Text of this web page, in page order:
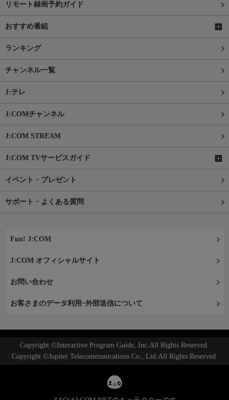
リモート録画予約ガイド
おすすめ番組
ランキング
チャンネル一覧
J:テレ
J:COMチャンネル
J:COM STREAM
J:COM TVサービスガイド
イベント・プレゼント
サポート・よくある質問
Fun! J:COM
J:COM オフィシャルサイト
お問い合わせ
お客さまのデータ利用･外部送信について
Copyright ©Interactive Program Guide, Inc.All Rights Reserved.
Copyright ©Jupiter Telecommunications Co., Ltd.All Rights Reserved.